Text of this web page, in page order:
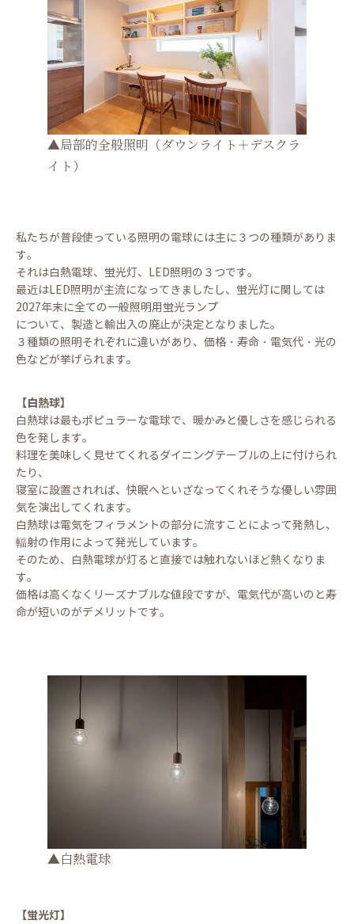
▲局部的全般照明（ダウンライト＋デスクラ
イト）
私たちが普段使っている照明の電球には主に３つの種類がありま
す。
それは白熱電球、蛍光灯、LED照明の３つです。
最近はLED照明が主流になってきましたし、蛍光灯に関しては
2027年末に全ての一般照明用蛍光ランプ
について、製造と輸出入の廃止が決定となりました。
３種類の照明それぞれに違いがあり、価格・寿命・電気代・光の
色などが挙げられます。
【白熱球】
白熱球は最もポピュラーな電球で、暖かみと優しさを感じられる
色を発します。
料理を美味しく見せてくれるダイニングテーブルの上に付けられ
たり、
寝室に設置されれば、快眠へといざなってくれそうな優しい雰囲
気を演出してくれます。
白熱球は電気をフィラメントの部分に流すことによって発熱し、
輻射の作用によって発光しています。
そのため、白熱電球が灯ると直接では触れないほど熱くなりま
す。
価格は高くなくリーズナブルな値段ですが、電気代が高いのと寿
命が短いのがデメリットです。
▲白熱電球
【蛍光灯】